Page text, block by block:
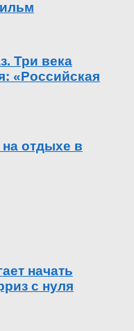
Три века
«Российская
отдыхе в
начать
с нуля